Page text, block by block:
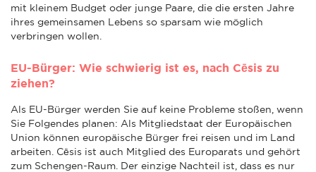
mit kleinem Budget oder junge Paare, die die ersten Jahre
ihres gemeinsamen Lebens so sparsam wie möglich
verbringen wollen.
EU-Bürger: Wie schwierig ist es, nach Cēsis zu
ziehen?
Als EU-Bürger werden Sie auf keine Probleme stoßen, wenn
Sie Folgendes planen: Als Mitgliedstaat der Europäischen
Union können europäische Bürger frei reisen und im Land
arbeiten. Cēsis ist auch Mitglied des Europarats und gehört
zum Schengen-Raum. Der einzige Nachteil ist, dass es nur